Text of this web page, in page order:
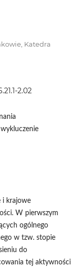
Katedra
2.02
i krajowe
W pierwszym
ogólnego
w tzw. stopie
do
tej aktywności